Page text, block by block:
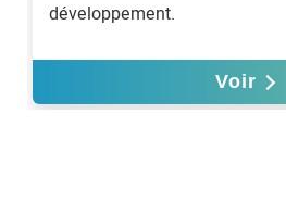
développement.
Voir